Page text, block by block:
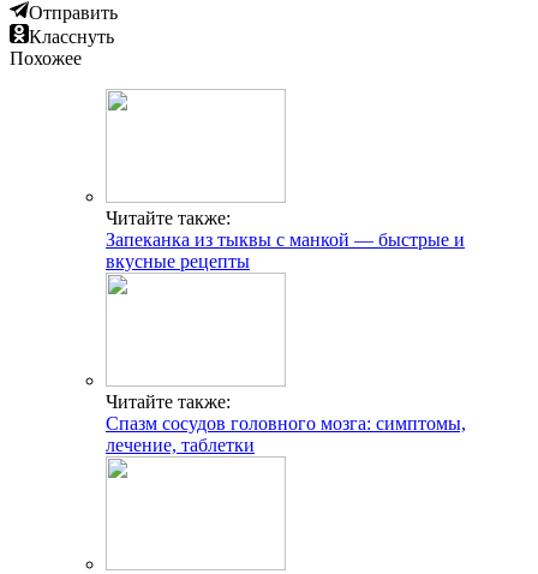
Отправить
Класснуть
Похожее
Читайте также:
Запеканка из тыквы с манкой — быстрые и
вкусные рецепты
Читайте также:
Спазм сосудов головного мозга: симптомы,
лечение, таблетки